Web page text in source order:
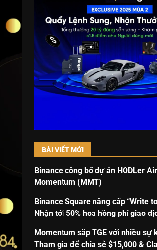
BÀI VIẾT MỚI
Binance công bố dự án HODLer
Momentum (MMT)
Binance Square nâng cấp “Write
Nhận tới 50% hoa hồng phí giao
Momentum sắp TGE với nhiều sự
Tham gia để chia sẻ $15,000 &